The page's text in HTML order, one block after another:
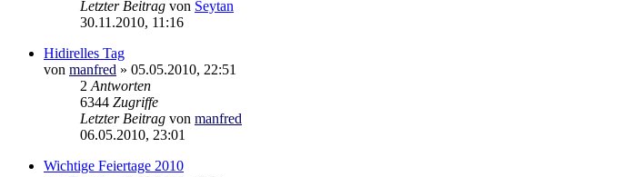
Letzter Beitrag von Seytan
30.11.2010, 11:16
Hidirelles Tag
von manfred » 05.05.2010, 22:51
2 Antworten
6344 Zugriffe
Letzter Beitrag von manfred
06.05.2010, 23:01
Wichtige Feiertage 2010